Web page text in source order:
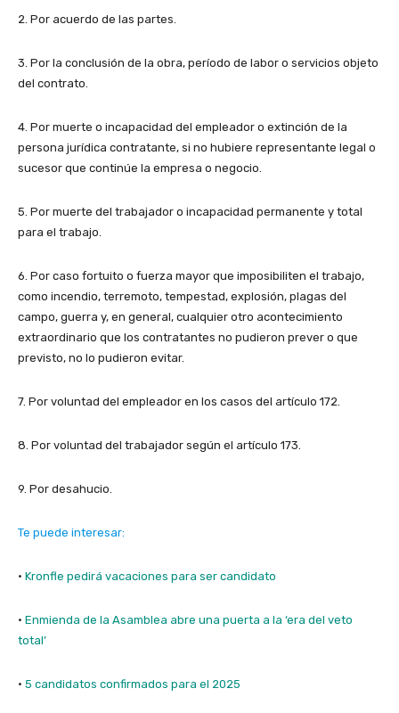
2. Por acuerdo de las partes.
3. Por la conclusión de la obra, período de labor o servicios objeto
del contrato.
4. Por muerte o incapacidad del empleador o extinción de la
persona jurídica contratante, si no hubiere representante legal o
sucesor que continúe la empresa o negocio.
5. Por muerte del trabajador o incapacidad permanente y total
para el trabajo.
6. Por caso fortuito o fuerza mayor que imposibiliten el trabajo,
como incendio, terremoto, tempestad, explosión, plagas del
campo, guerra y, en general, cualquier otro acontecimiento
extraordinario que los contratantes no pudieron prever o que
previsto, no lo pudieron evitar.
7. Por voluntad del empleador en los casos del artículo 172.
8. Por voluntad del trabajador según el artículo 173.
9. Por desahucio.
Te puede interesar:
· Kronfle pedirá vacaciones para ser candidato
· Enmienda de la Asamblea abre una puerta a la ‘era del veto
total’
· 5 candidatos confirmados para el 2025